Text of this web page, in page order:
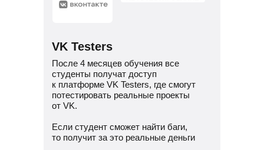
VK Testers
После 4 месяцев обучения все
студенты получат доступ
к платформе VK Testers, где смогут
потестировать реальные проекты
от VK.
Если студент сможет найти баги,
то получит за это реальные деньги